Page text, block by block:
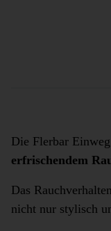
Die Flerbar
erfrischendem
Das
nicht nur stylisch